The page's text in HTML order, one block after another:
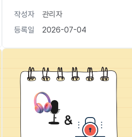
작성자
관리자
등록일
2026-07-04